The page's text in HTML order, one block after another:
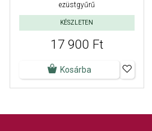
ezüstgyűrű
KÉSZLETEN
17 900 Ft
Kosárba